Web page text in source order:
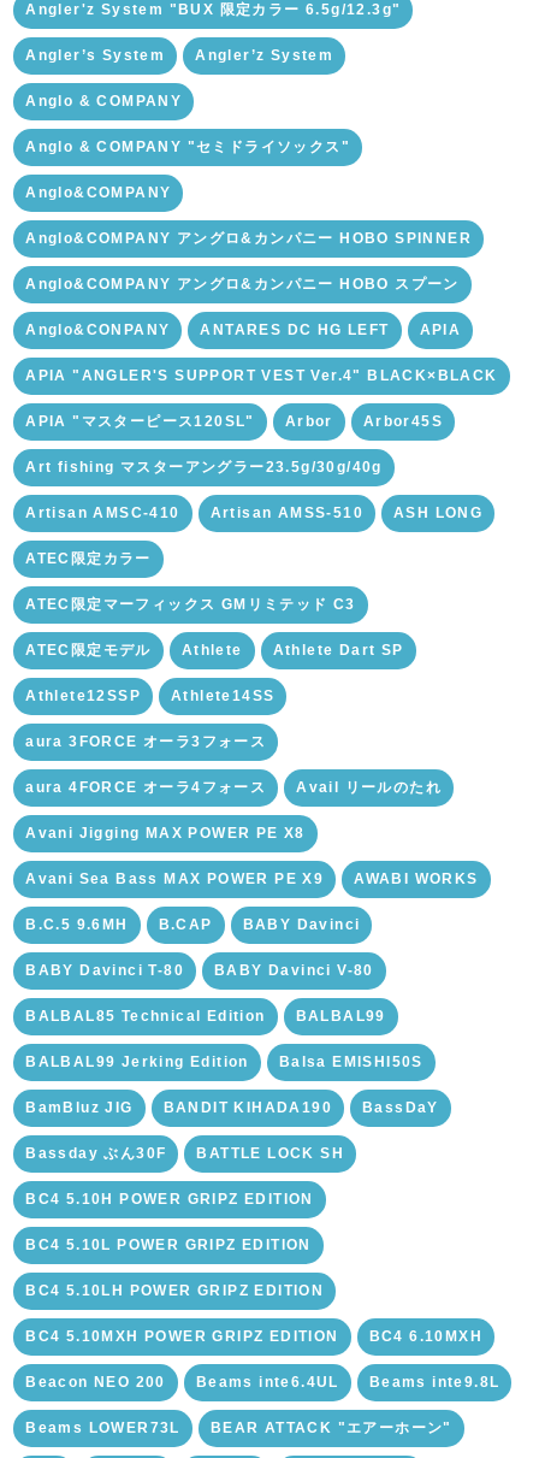
Angler'z System "BUX 限定カラー 6.5g/12.3g"
Angler’s System Angler’z System
Anglo & COMPANY
Anglo & COMPANY "セミドライソックス"
Anglo&COMPANY
Anglo&COMPANY アングロ&カンパニー HOBO SPINNER
Anglo&COMPANY アングロ&カンパニー HOBO スプーン
Anglo&CONPANY ANTARES DC HG LEFT APIA
APIA "ANGLER'S SUPPORT VEST Ver.4" BLACK×BLACK
APIA "マスターピース120SL" Arbor Arbor45S
Art fishing マスターアングラー23.5g/30g/40g
Artisan AMSC-410 Artisan AMSS-510 ASH LONG
ATEC限定カラー
ATEC限定マーフィックス GMリミテッド C3
ATEC限定モデル Athlete Athlete Dart SP
Athlete12SSP Athlete14SS
aura 3FORCE オーラ3フォース
aura 4FORCE オーラ4フォース Avail リールのたれ
Avani Jigging MAX POWER PE X8
Avani Sea Bass MAX POWER PE X9 AWABI WORKS
B.C.5 9.6MH B.CAP BABY Davinci
BABY Davinci T-80 BABY Davinci V-80
BALBAL85 Technical Edition BALBAL99
BALBAL99 Jerking Edition Balsa EMISHI50S
BamBluz JIG BANDIT KIHADA190 BassDaY
Bassday ぶん30F BATTLE LOCK SH
BC4 5.10H POWER GRIPZ EDITION
BC4 5.10L POWER GRIPZ EDITION
BC4 5.10LH POWER GRIPZ EDITION
BC4 5.10MXH POWER GRIPZ EDITION BC4 6.10MXH
Beacon NEO 200 Beams inte6.4UL Beams inte9.8L
Beams LOWER73L BEAR ATTACK "エアーホーン"